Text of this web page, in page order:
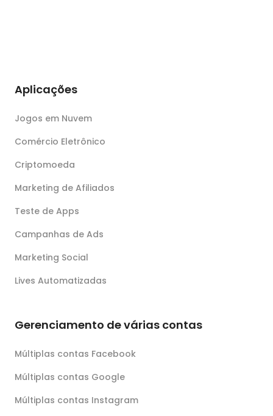
Aplicações
Jogos em Nuvem
Comércio Eletrônico
Criptomoeda
Marketing de Afiliados
Teste de Apps
Campanhas de Ads
Marketing Social
Lives Automatizadas
Gerenciamento de várias contas
Múltiplas contas Facebook
Múltiplas contas Google
Múltiplas contas Instagram